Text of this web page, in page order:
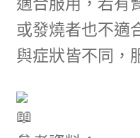
或發燒者也不適
與症狀皆不同，